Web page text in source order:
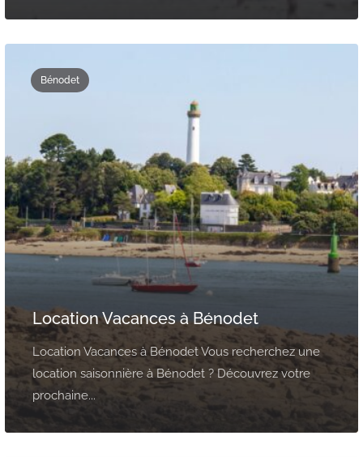
Bénodet
Location Vacances à Bénodet
Location Vacances à Bénodet Vous recherchez une
location saisonnière à Bénodet ? Découvrez votre
prochaine...